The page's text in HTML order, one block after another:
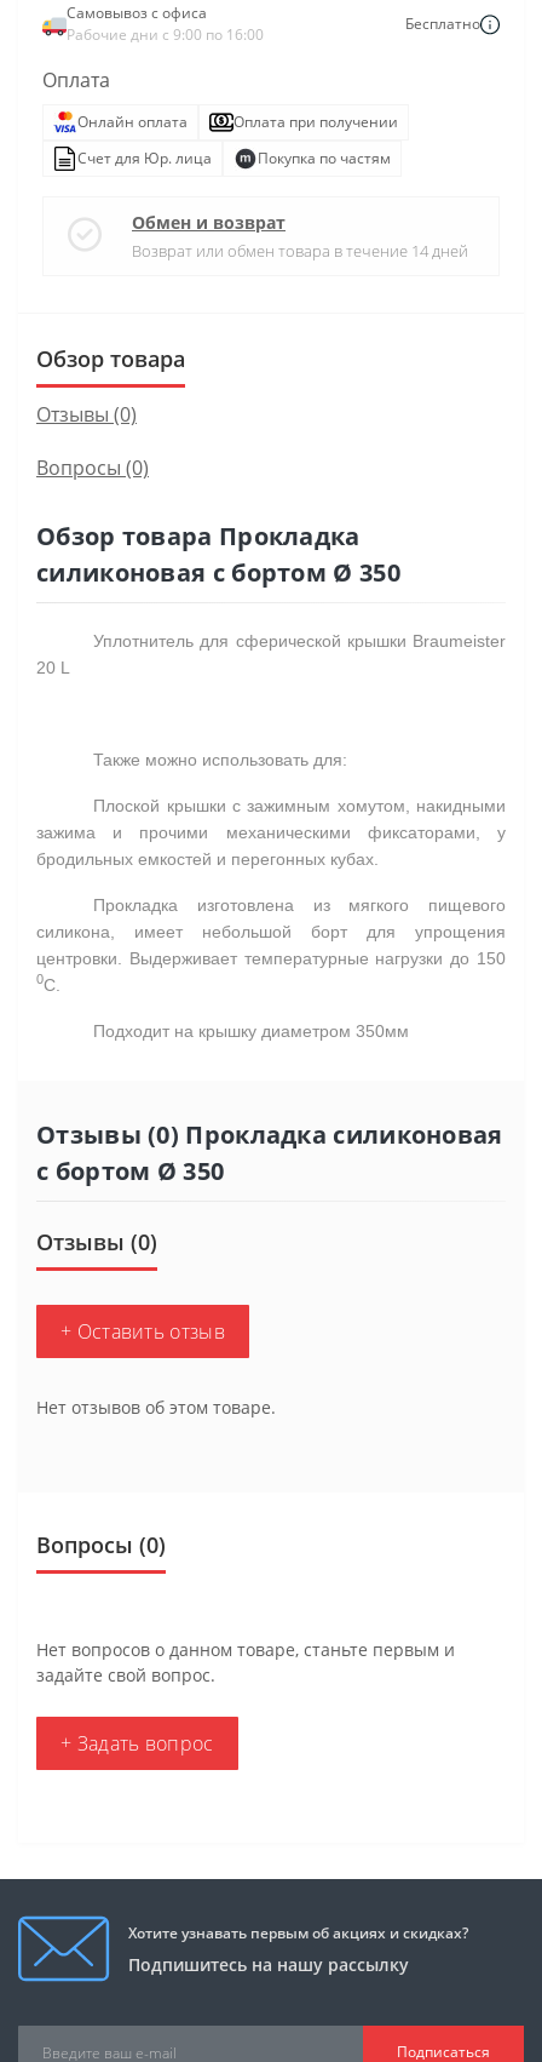
Самовывоз с офиса
Рабочие дни с 9:00 по 16:00
Бесплатно
Оплата
Онлайн оплата
Оплата при получении
Счет для Юр. лица
Покупка по частям
Обмен и возврат
Возврат или обмен товара в течение 14 дней
Обзор товара
Отзывы (0)
Вопросы (0)
Обзор товара Прокладка
силиконовая с бортом Ø 350
Уплотнитель для сферической крышки Braumeister
20 L
Также можно использовать для:
Плоской крышки с зажимным хомутом, накидными
зажима и прочими механическими фиксаторами, у
бродильных емкостей и перегонных кубах.
Прокладка изготовлена из мягкого пищевого
силикона, имеет небольшой борт для упрощения
центровки. Выдерживает температурные нагрузки до 150
0С.
Подходит на крышку диаметром 350мм
Отзывы (0) Прокладка силиконовая
с бортом Ø 350
Отзывы (0)
+ Оставить отзыв
Нет отзывов об этом товаре.
Вопросы (0)
Нет вопросов о данном товаре, станьте первым и
задайте свой вопрос.
+ Задать вопрос
Хотите узнавать первым об акциях и скидках?
Подпишитесь на нашу рассылку
Подписаться